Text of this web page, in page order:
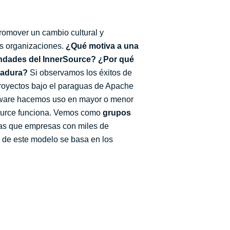
un cambio cultural y
organizaciones. ¿Qué motiva a una
del InnerSource? ¿Por qué
Si observamos los éxitos de
bajo el paraguas de Apache
hacemos uso en mayor o menor
funciona. Vemos como grupos
que empresas con miles de
este modelo se basa en los